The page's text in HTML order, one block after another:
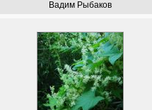
Вадим Рыбаков